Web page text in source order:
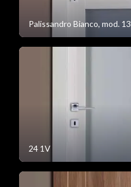
Palissandro Bianco, mod. 13
24 1V